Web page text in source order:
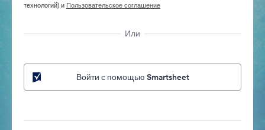
технологий) и Пользовательское соглашение
Или
Войти с помощью Smartsheet